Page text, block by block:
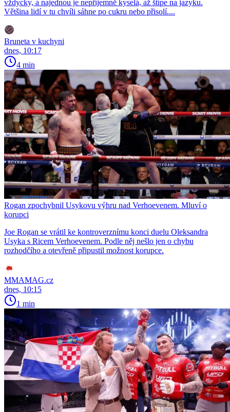
vždycky, a najednou je nepříjemně kyselá, až štípe na jazyku.
Většina lidí v tu chvíli sáhne po cukru nebo přisolí....
Bruneta v kuchyni
dnes, 10:17
4 min
Rogan zpochybnil Usykovu výhru nad Verhoevenem. Mluví o
korupci
Joe Rogan se vrátil ke kontroverznímu konci duelu Oleksandra
Usyka s Ricem Verhoevenem. Podle něj nešlo jen o chybu
rozhodčího a otevřeně připustil možnost korupce.
MMAMAG.cz
dnes, 10:15
1 min